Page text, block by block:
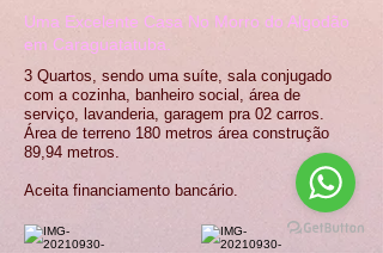
Uma Excelente Casa No Morro do Algodão
em Caraguatatuba.
3 Quartos, sendo uma suíte, sala conjugado
com a cozinha, banheiro social, área de
serviço, lavanderia, garagem pra 02 carros.
Área de terreno 180 metros área construção
89,94 metros.
Aceita financiamento bancário.